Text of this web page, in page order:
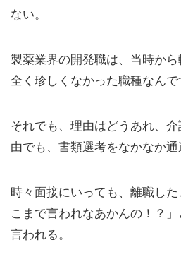
ない。
製薬業界の開発職は、当時か
全く珍しくなかった職種なんで
それでも、理由はどうあれ、
由でも、書類選考をなかなか通
時々面接にいっても、離職した
こまで言われなあかんの！？
言われる。